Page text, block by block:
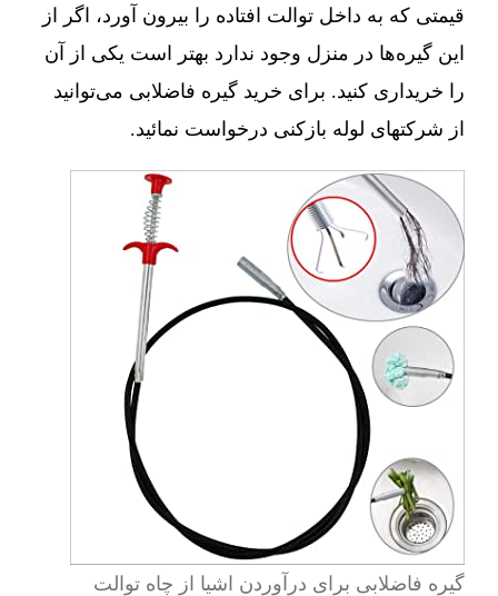
قیمتی که به داخل توالت افتاده را بیرون آورد، اگر از
این گیره‌ها در منزل وجود ندارد بهتر است یکی از آن
را خریداری کنید. برای خرید گیره فاضلابی می‌توانید
از شرکتهای لوله بازکنی درخواست نمائید.
گیره فاضلابی برای درآوردن اشیا از چاه توالت